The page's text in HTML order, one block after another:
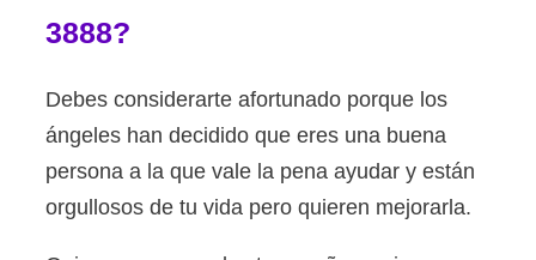
3888?
Debes considerarte afortunado porque los
ángeles han decidido que eres una buena
persona a la que vale la pena ayudar y están
orgullosos de tu vida pero quieren mejorarla.